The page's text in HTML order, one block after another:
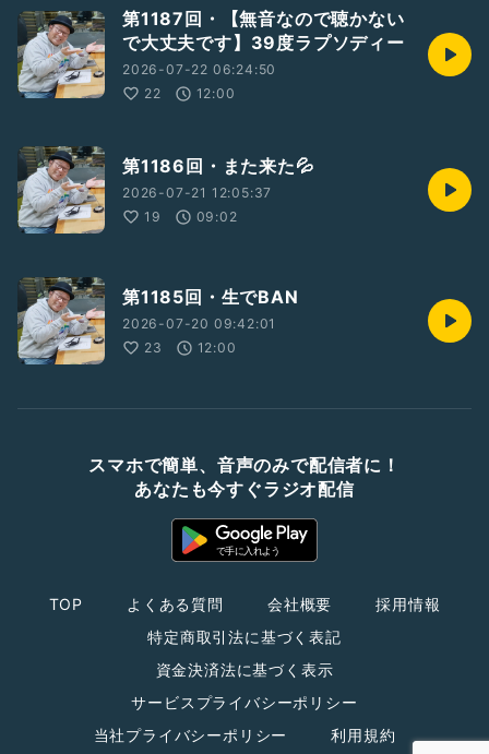
第1187回・【無音なので聴かない
で大丈夫です】39度ラプソディー
2026-07-22 06:24:50
22
12:00
第1186回・また来た💦
2026-07-21 12:05:37
19
09:02
第1185回・生でBAN
2026-07-20 09:42:01
23
12:00
スマホで簡単、音声のみで配信者に！
あなたも今すぐラジオ配信
TOP よくある質問 会社概要
採用情報
特定商取引法に基づく表記
資金決済法に基づく表示
サービスプライバシーポリシー
当社プライバシーポリシー
利用規約